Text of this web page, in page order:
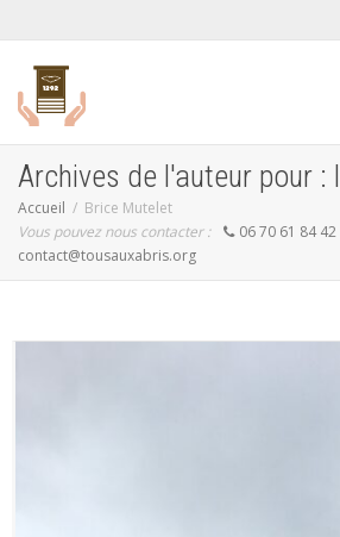
Archives de l'auteur pour :
Accueil
Brice Mutelet
Vous pouvez nous contacter :
06 70 61 84
contact@tousauxabris.org